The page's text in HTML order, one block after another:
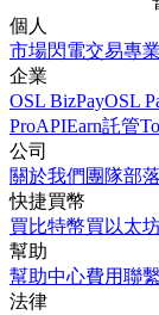
個人
市場閃電交易專
企業
OSL BizPayOSL
ProAPIEarn託管
公司
關於我們 團隊部
快捷買幣
買比特幣買以太
幫助
幫助中心費用聯
法律